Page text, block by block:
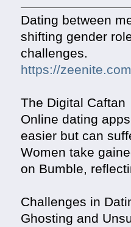
Dating between
shifting gender
challenges.
https://
The Digital Caftan
Online dating
easier but can
Women take
on Bumble,
Challenges in
Ghosting and